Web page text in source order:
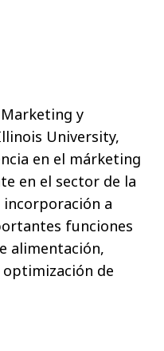
y
University,
en el márketing
en el sector de la
a
funciones
alimentación,
optimización de